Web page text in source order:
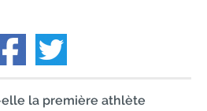
la première athlète